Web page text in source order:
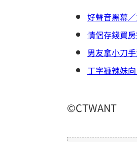
好聲音黑幕
情侶存錢買
男友拿小刀
丁字褲辣妹
©CTWANT